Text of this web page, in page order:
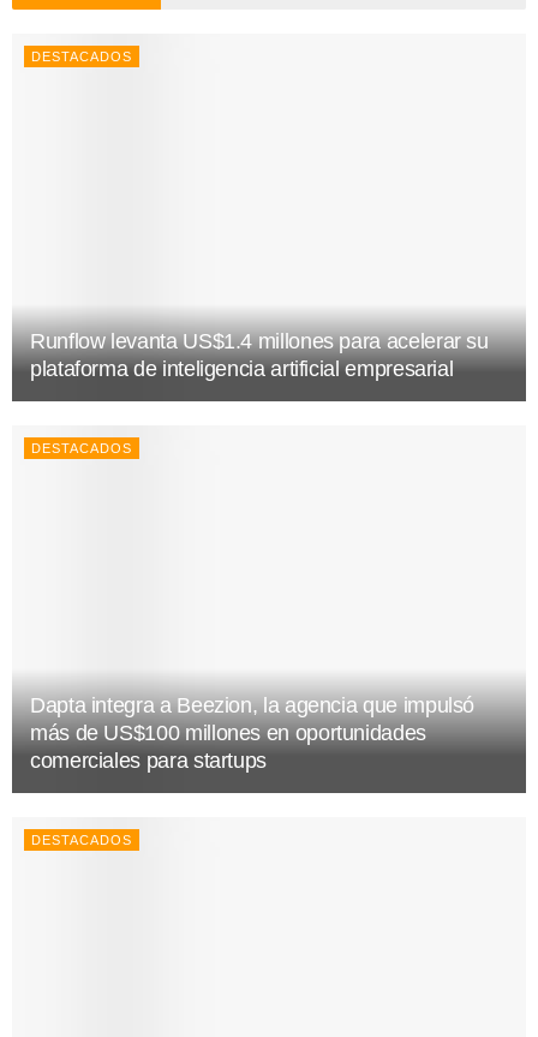
DESTACADOS
Runflow levanta US$1.4 millones para acelerar su
plataforma de inteligencia artificial empresarial
DESTACADOS
Dapta integra a Beezion, la agencia que impulsó
más de US$100 millones en oportunidades
comerciales para startups
DESTACADOS